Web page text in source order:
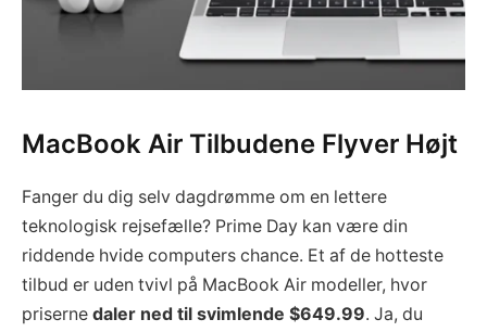
MacBook Air Tilbudene Flyver Højt
Fanger du dig selv dagdrømme om en lettere
teknologisk rejsefælle? Prime Day kan være din
riddende hvide computers chance. Et af de hotteste
tilbud er uden tvivl på MacBook Air modeller, hvor
priserne daler ned til svimlende $649.99. Ja, du